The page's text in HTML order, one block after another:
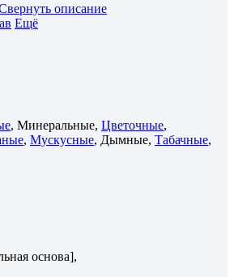
описание
Ещё
, Минеральные, Цветочные,
, Мускусные, Дымные, Табачные,
основа],